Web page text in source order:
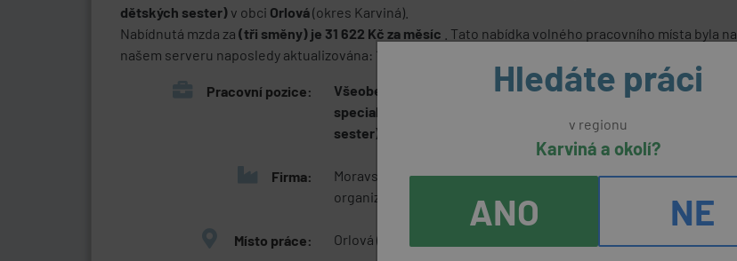
dětských sester) v obci Orlová(okres Karviná).
Nabídnutá mzda za (tři směny) je 31 622 Kč za měsíc
. Tato nabídka volného pracovního místa byla na
našem serveru naposledy aktualizována: 17. 6. 2026 .
Pracovní pozice:
Všeobecná sestra bez
specializace (kromě dětských
sester)
ODPOVĚDĚT NA
NABÍDKU
Firma:
Moravskoslezská nemocnice Karviná - Ráj, příspěvková
organizace
Místo práce: Orlová (Karviná)
Hledáte práci
v regionu
Karviná a okolí?
ANO NE